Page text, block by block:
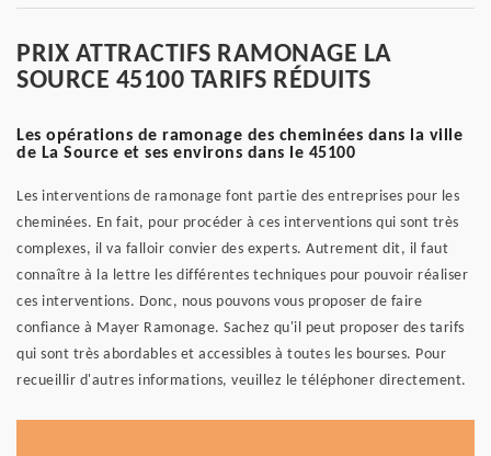
PRIX ATTRACTIFS RAMONAGE LA
SOURCE 45100 TARIFS RÉDUITS
Les opérations de ramonage des cheminées dans la ville
de La Source et ses environs dans le 45100
Les interventions de ramonage font partie des entreprises pour les
cheminées. En fait, pour procéder à ces interventions qui sont très
complexes, il va falloir convier des experts. Autrement dit, il faut
connaître à la lettre les différentes techniques pour pouvoir réaliser
ces interventions. Donc, nous pouvons vous proposer de faire
confiance à Mayer Ramonage. Sachez qu'il peut proposer des tarifs
qui sont très abordables et accessibles à toutes les bourses. Pour
recueillir d'autres informations, veuillez le téléphoner directement.